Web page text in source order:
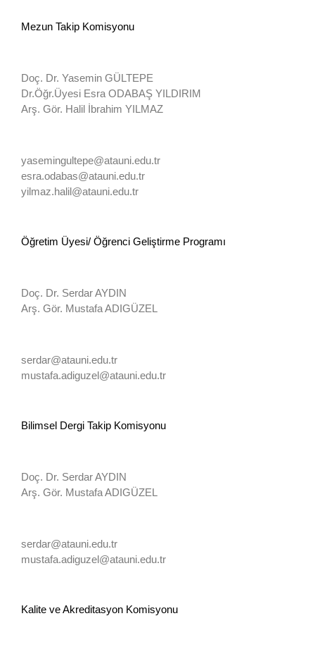
Mezun Takip Komisyonu
Doç. Dr. Yasemin GÜLTEPE
Dr.Öğr.Üyesi Esra ODABAŞ YILDIRIM
Arş. Gör. Halil İbrahim YILMAZ
yasemingultepe@atauni.edu.tr
esra.odabas@atauni.edu.tr
yilmaz.halil@atauni.edu.tr
Öğretim Üyesi/ Öğrenci Geliştirme Programı
Doç. Dr. Serdar AYDIN
Arş. Gör. Mustafa ADIGÜZEL
serdar@atauni.edu.tr
mustafa.adiguzel@atauni.edu.tr
Bilimsel Dergi Takip Komisyonu
Doç. Dr. Serdar AYDIN
Arş. Gör. Mustafa ADIGÜZEL
serdar@atauni.edu.tr
mustafa.adiguzel@atauni.edu.tr
Kalite ve Akreditasyon Komisyonu